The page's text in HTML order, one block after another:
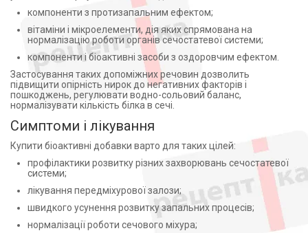
компоненти з протизапальним ефектом;
вітаміни і мікроелементи, дія яких спрямована на
нормалізацію роботи органів сечостатевої системи;
компоненти і біоактивні засоби з оздоровчим ефектом.
Застосування таких допоміжних речовин дозволить
підвищити опірність нирок до негативних факторів і
пошкоджень, регулювати водно-сольовий баланс,
нормалізувати кількість білка в сечі.
Симптоми і лікування
Купити біоактивні добавки варто для таких цілей:
профілактики розвитку різних захворювань сечостатевої
системи;
лікування передміхурової залози;
швидкого усунення розвитку запальних процесів;
нормалізації роботи сечового міхура;